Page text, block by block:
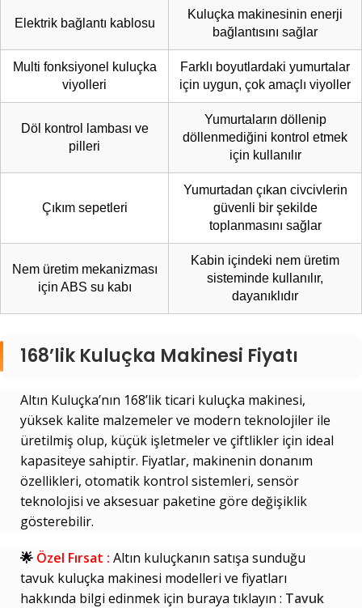
Elektrik bağlantı kablosu
Kuluçka makinesinin enerji
bağlantısını sağlar
Multi fonksiyonel kuluçka
viyolleri
Farklı boyutlardaki yumurtalar
için uygun, çok amaçlı viyoller
Döl kontrol lambası ve
pilleri
Yumurtaların döllenip
döllenmediğini kontrol etmek
için kullanılır
Çıkım sepetleri
Yumurtadan çıkan civcivlerin
güvenli bir şekilde
toplanmasını sağlar
Nem üretim mekanizması
için ABS su kabı
Kabin içindeki nem üretim
sisteminde kullanılır,
dayanıklıdır
168’lik Kuluçka Makinesi Fiyatı
Altın Kuluçka’nın 168’lik ticari kuluçka makinesi,
yüksek kalite malzemeler ve modern teknolojiler ile
üretilmiş olup, küçük işletmeler ve çiftlikler için ideal
kapasiteye sahiptir. Fiyatlar, makinenin donanım
özellikleri, otomatik kontrol sistemleri, sensör
teknolojisi ve aksesuar paketine göre değişiklik
gösterebilir.
🌟 Özel Fırsat : Altın kuluçkanın satışa sunduğu
tavuk kuluçka makinesi modelleri ve fiyatları
hakkında bilgi edinmek için buraya tıklayın : Tavuk